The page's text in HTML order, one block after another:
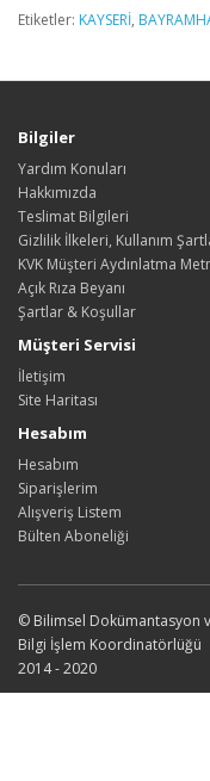
Etiketler: KAYSERİ,
Bilgiler
Yardım Konuları
Hakkımızda
Teslimat Bilgileri
Gizlilik İlkeleri, Kullanım
KVK Müşteri Aydınlatma
Açık Rıza Beyanı
Şartlar & Koşullar
Müşteri Servisi
İletişim
Site Haritası
Hesabım
Hesabım
Siparişlerim
Alışveriş Listem
Bülten Aboneliği
© Bilimsel Dokümantasyon
Bilgi İşlem Koordinatörlüğü
2014 - 2020